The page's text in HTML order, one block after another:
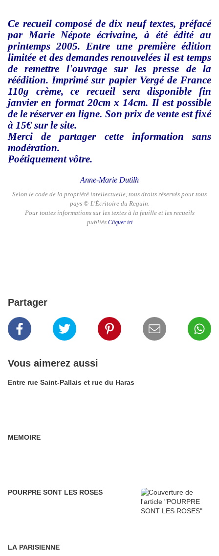
Ce recueil composé de dix neuf textes, préfacé
par Marie Népote écrivaine, à été édité au
printemps 2005.Entre une première édition
limitée et des demandesrenouvelées il est temps
de remettre l'ouvrage sur les presse de la
réédition.Imprimé sur papier Vergé de France
110g crème, ce recueil sera disponible fin
janvier en format 20cm x 14cm.Il est possible
de le réserver en ligne. Son prix de vente est fixé
à 15€ sur le site.
Merci de partager cette information sans
modération.
Poétiquement vôtre.
Anne-Marie Dutilh
Selon le code de la propriété intellectuelle, tous droits réservés pour tous
pays © L'Écritoire du Reguin.
Pour toutes informations sur les textes à la feuille et les recueils
publiés Cliquer ici
Partager
Vous aimerez aussi
Entre rue Saint-Pallais et rue du Haras
MEMOIRE
POURPRE SONT LES ROSES
LA PARISIENNE